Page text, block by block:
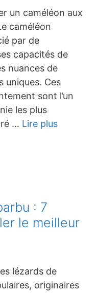
un caméléon aux
caméléon
par de
capacités de
nuances de
uniques. Ces
sont l’un
les plus
… Lire plus
: 7
le meilleur
lézards de
originaires